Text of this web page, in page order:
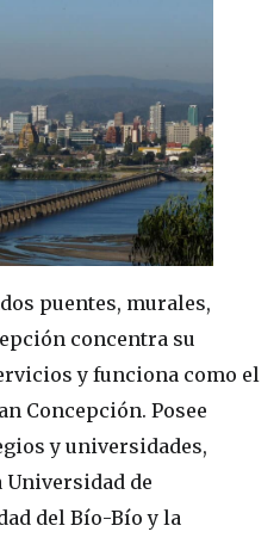
puentes, murales,
concentra su
y funciona como el
Concepción. Posee
y universidades,
Universidad de
del Bío-Bío y la